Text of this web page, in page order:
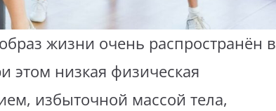
жизни очень распространён в
этом низкая физическая
избыточной массой тела,